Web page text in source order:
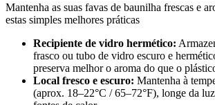
Mantenha as suas favas de baunilha frescas e
estas simples melhores práticas
Recipiente de vidro hermético:
frasco ou tubo de vidro escuro e
preserva melhor o aroma do que o
Local fresco e escuro: Mantenha à
(aprox. 18–22°C / 65–72°F), longe da